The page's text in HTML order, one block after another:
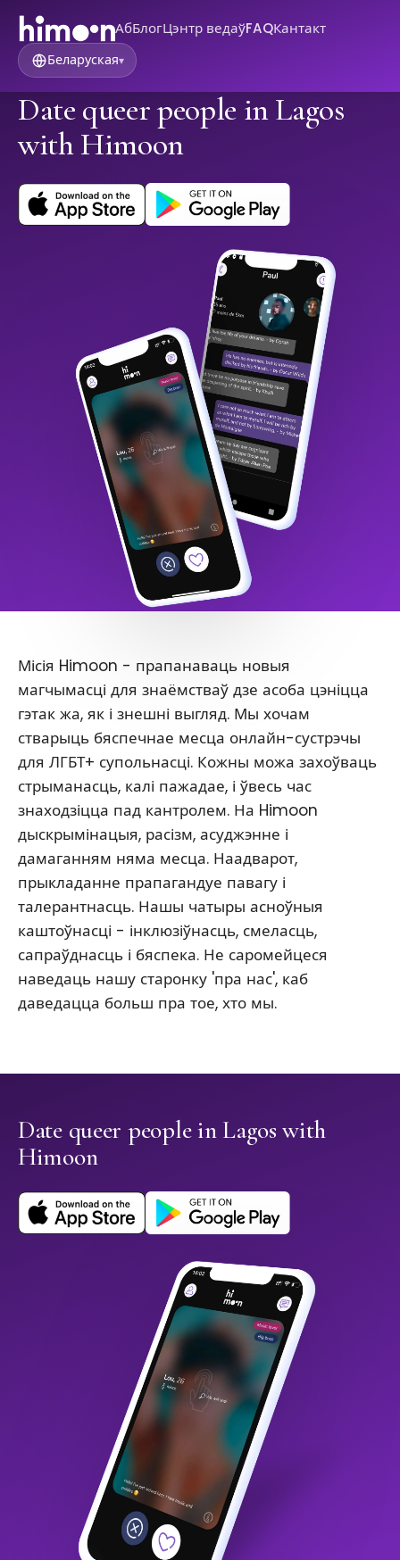
АбБлогЦэнтр ведаўFAQКантакт
Беларуская▾
Date queer people in Lagos
with Himoon
Місія Himoon - прапанаваць новыя
магчымасці для знаёмстваў дзе асоба цэніцца
гэтак жа, як і знешні выгляд. Мы хочам
стварыць бяспечнае месца онлайн-сустрэчы
для ЛГБТ+ супольнасці. Кожны можа захоўваць
стрыманасць, калі пажадае, і ўвесь час
знаходзіцца пад кантролем. На Himoon
дыскрымінацыя, расізм, асуджэнне і
дамаганням няма месца. Наадварот,
прыкладанне прапагандуе павагу і
талерантнасць. Нашы чатыры асноўныя
каштоўнасці - інклюзіўнасць, смеласць,
сапраўднасць і бяспека. Не саромейцеся
наведаць нашу старонку 'пра нас', каб
даведацца больш пра тое, хто мы.
Date queer people in Lagos with
Himoon